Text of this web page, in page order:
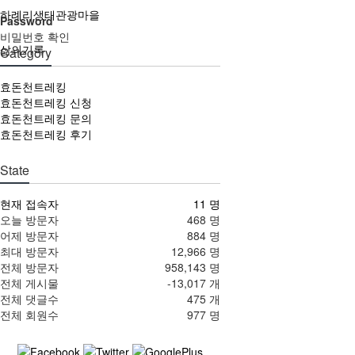
하례리생태관광마을
삶의기록
Password
비밀번호 확인
Category
효돈천트레킹
효돈천트레킹 신청
효돈천트레킹 문의
효돈천트레킹 후기
State
현재 접속자
11 명
오늘 방문자
468 명
어제 방문자
884 명
최대 방문자
12,966 명
전체 방문자
958,143 명
전체 게시물
-13,017 개
전체 댓글수
475 개
전체 회원수
977 명